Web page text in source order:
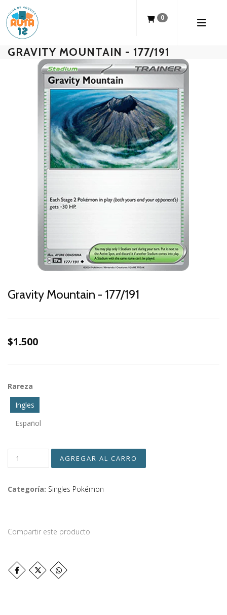
0
GRAVITY MOUNTAIN - 177/191
Gravity Mountain - 177/191
$1.500
Rareza
Ingles
Español
Categoría: Singles Pokémon
Compartir este producto